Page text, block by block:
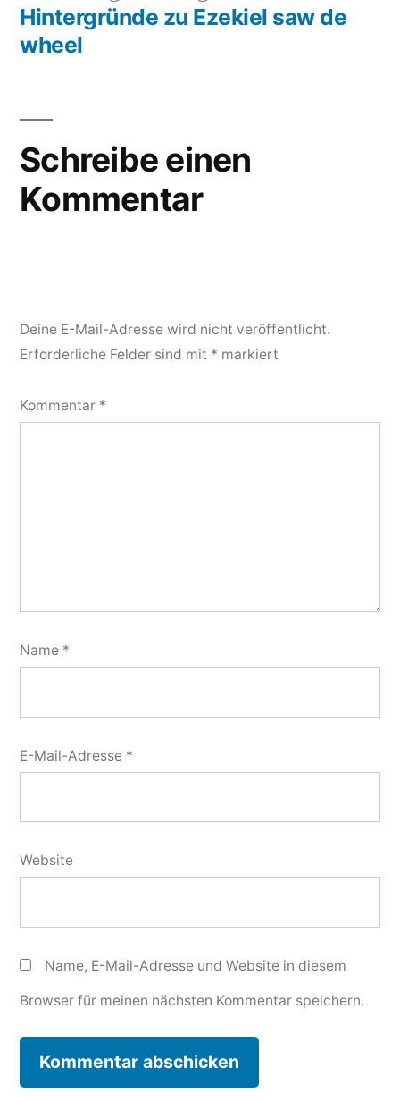
Beitrag:
Hintergründe zu Ezekiel saw de
wheel
Schreibe einen
Kommentar
Deine E-Mail-Adresse wird nicht veröffentlicht.
Erforderliche Felder sind mit * markiert
Kommentar *
Name *
E-Mail-Adresse *
Website
Name, E-Mail-Adresse und Website in diesem
Browser für meinen nächsten Kommentar speichern.